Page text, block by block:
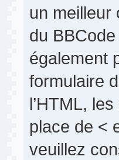
un meilleur
du
également
formulaire
l’HTML,
place de <
veuillez